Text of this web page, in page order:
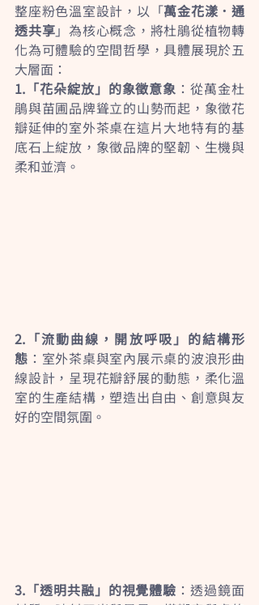
整座粉色溫室設計，以「萬金花漾．通
透共享」為核心概念，將杜鵑從植物轉
化為可體驗的空間哲學，具體展現於五
大層面：
1.「花朵綻放」的象徵意象 ：從萬金杜
鵑與苗圃品牌聳立的山勢而起，象徵花
瓣延伸的室外茶桌在這片大地特有的基
底石上綻放，象徵品牌的堅韌、生機與
柔和並濟。
2.「流動曲線，開放呼吸」的結構形
態 ：室外茶桌與室內展示桌的波浪形曲
線設計，呈現花瓣舒展的動態，柔化溫
室的生產結構，塑造出自由、創意與友
好的空間氛圍。
3.「透明共融」的視覺體驗 ：透過鏡面